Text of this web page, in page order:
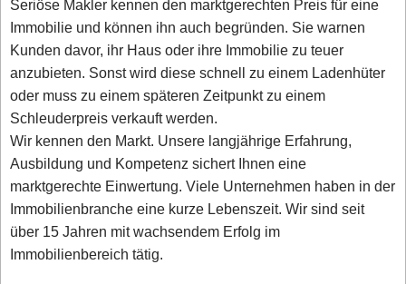
Seriöse Makler kennen den marktgerechten Preis für eine
Immobilie und können ihn auch begründen. Sie warnen
Kunden davor, ihr Haus oder ihre Immobilie zu teuer
anzubieten. Sonst wird diese schnell zu einem Ladenhüter
oder muss zu einem späteren Zeitpunkt zu einem
Schleuderpreis verkauft werden.
Wir kennen den Markt. Unsere langjährige Erfahrung,
Ausbildung und Kompetenz sichert Ihnen eine
marktgerechte Einwertung. Viele Unternehmen haben in der
Immobilienbranche eine kurze Lebenszeit. Wir sind seit
über 15 Jahren mit wachsendem Erfolg im
Immobilienbereich tätig.